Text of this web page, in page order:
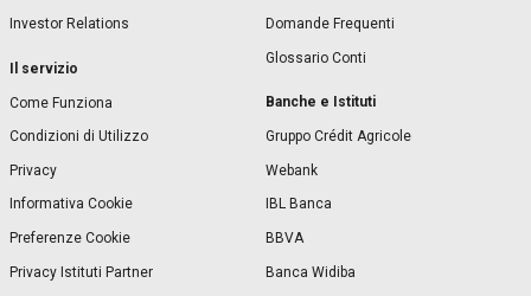
Investor Relations
Il servizio
Come Funziona
Condizioni di Utilizzo
Privacy
Informativa Cookie
Preferenze Cookie
Privacy Istituti Partner
Domande Frequenti
Glossario Conti
Banche e Istituti
Gruppo Crédit Agricole
Webank
IBL Banca
BBVA
Banca Widiba